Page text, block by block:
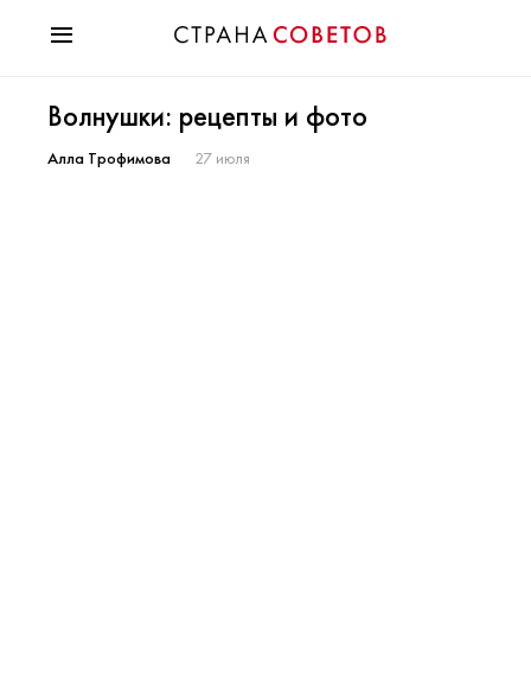
Мода
Звезды
Волнушки: рецепты и фото
Алла Трофимова 27 июля